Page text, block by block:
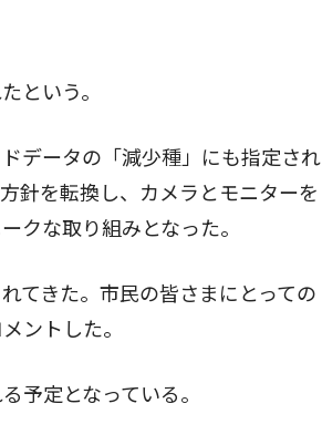
という。
データの「減少種」にも指定され
針を転換し、カメラとモニターを
クな取り組みとなった。
てきた。市民の皆さまにとっての
ントした。
予定となっている。